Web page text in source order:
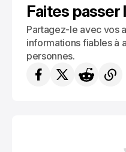
Faites passer
Partagez-le avec vos
informations fiables à
personnes.